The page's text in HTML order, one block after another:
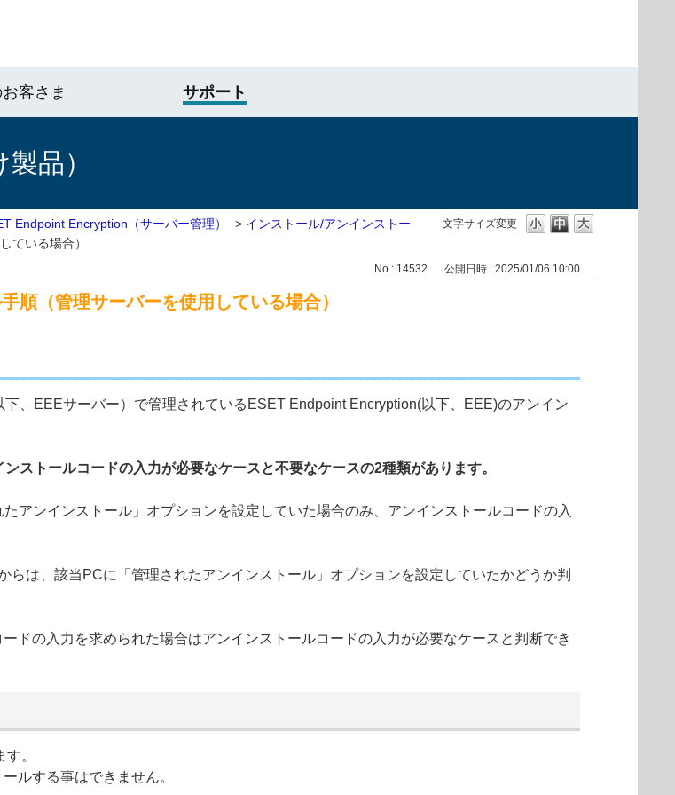
客さま サポート
品）
文字サイズ変更
Endpoint Encryption（サーバー管理） > インストール/アンインストー
ている場合）
No : 14532 公開日時 : 2025/01/06 10:00
（管理サーバーを使用している場合）
、EEEサーバー）で管理されているESET Endpoint Encryption(以下、EEE)のアンイン
ンストールコードの入力が必要なケースと不要なケースの2種類があります。
アンインストール」オプションを設定していた場合のみ、アンインストールコードの入
は、該当PCに「管理されたアンインストール」オプションを設定していたかどうか判
ドの入力を求められた場合はアンインストールコードの入力が必要なケースと判断でき
。
ルする事はできません。